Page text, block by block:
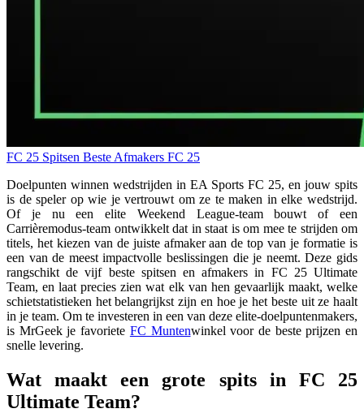
FC 25 Spitsen Beste Afmakers FC 25
Doelpunten winnen wedstrijden in EA Sports FC 25, en jouw spits
is de speler op wie je vertrouwt om ze te maken in elke wedstrijd.
Of je nu een elite Weekend League-team bouwt of een
Carrièremodus-team ontwikkelt dat in staat is om mee te strijden om
titels, het kiezen van de juiste afmaker aan de top van je formatie is
een van de meest impactvolle beslissingen die je neemt. Deze gids
rangschikt de vijf beste spitsen en afmakers in FC 25 Ultimate
Team, en laat precies zien wat elk van hen gevaarlijk maakt, welke
schietstatistieken het belangrijkst zijn en hoe je het beste uit ze haalt
in je team. Om te investeren in een van deze elite-doelpuntenmakers,
is MrGeek je favoriete FC Muntenwinkel voor de beste prijzen en
snelle levering.
Wat maakt een grote spits in FC 25
Ultimate Team?